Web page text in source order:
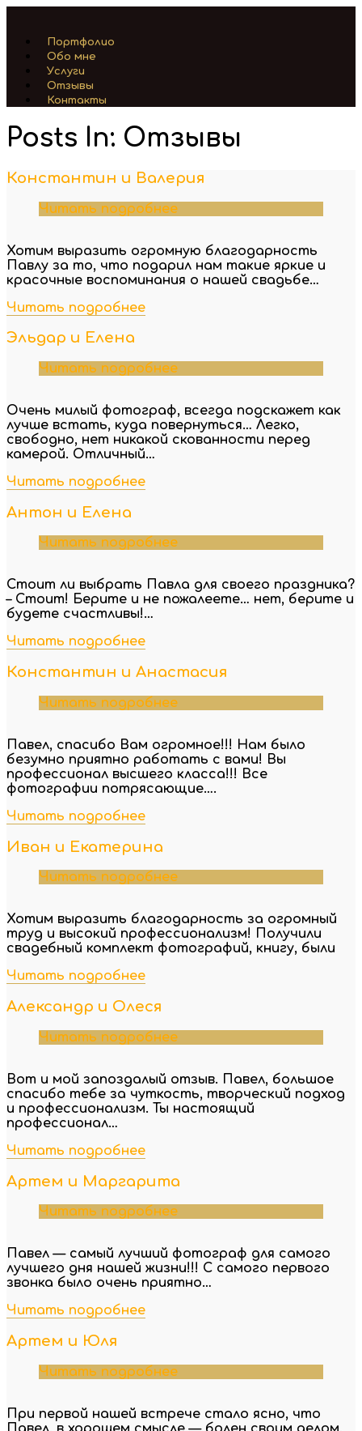
Портфолио
Обо мне
Услуги
Отзывы
Контакты
Posts In: Отзывы
Константин и Валерия
Читать подробнее
Хотим выразить огромную благодарность
Павлу за то, что подарил нам такие яркие и
красочные воспоминания о нашей свадьбе…
Читать подробнее
Эльдар и Елена
Читать подробнее
Очень милый фотограф, всегда подскажет как
лучше встать, куда повернуться… Легко,
свободно, нет никакой скованности перед
камерой. Отличный…
Читать подробнее
Антон и Елена
Читать подробнее
Стоит ли выбрать Павла для своего праздника?
– Стоит! Берите и не пожалеете… нет, берите и
будете счастливы!…
Читать подробнее
Константин и Анастасия
Читать подробнее
Павел, спасибо Вам огромное!!! Нам было
безумно приятно работать с вами! Вы
профессионал высшего класса!!! Все
фотографии потрясающие….
Читать подробнее
Иван и Екатерина
Читать подробнее
Хотим выразить благодарность за огромный
труд и высокий профессионализм! Получили
свадебный комплект фотографий, книгу, были
Читать подробнее
Александр и Олеся
Читать подробнее
Вот и мой запоздалый отзыв. Павел, большое
спасибо тебе за чуткость, творческий подход
и профессионализм. Ты настоящий
профессионал…
Читать подробнее
Артем и Маргарита
Читать подробнее
Павел — самый лучший фотограф для самого
лучшего дня нашей жизни!!! С самого первого
звонка было очень приятно…
Читать подробнее
Артем и Юля
Читать подробнее
При первой нашей встрече стало ясно, что